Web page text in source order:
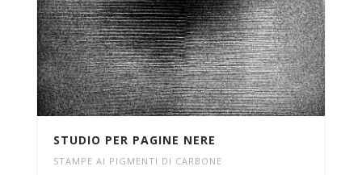
STUDIO PER PAGINE NERE
STAMPE AI PIGMENTI DI CARBONE